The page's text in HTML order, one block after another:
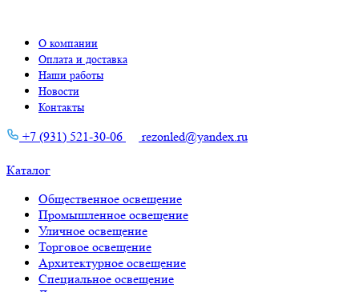
О компании
Оплата и доставка
Наши работы
Новости
Контакты
+7 (931) 521-30-06 rezonled@yandex.ru
Каталог
Общественное освещение
Промышленное освещение
Уличное освещение
Торговое освещение
Архитектурное освещение
Специальное освещение